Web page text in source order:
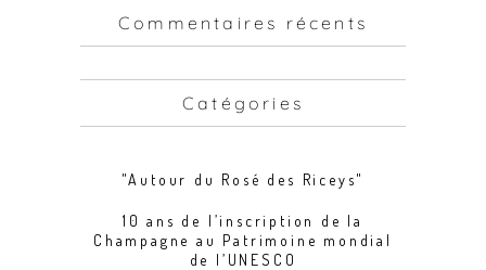
Commentaires récents
Catégories
"Autour du Rosé des Riceys"
10 ans de l’inscription de la
Champagne au Patrimoine mondial
de l’UNESCO